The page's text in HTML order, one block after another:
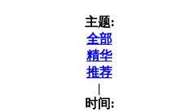
主题:
全部
精华
推荐
|
时间: